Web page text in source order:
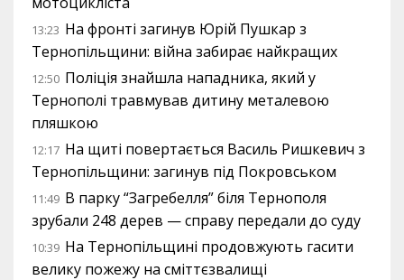
13:23 На фронті загинув Юрій Пушкар з
Тернопільщини: війна забирає найкращих
12:50 Поліція знайшла нападника, який у
Тернополі травмував дитину металевою
пляшкою
12:17 На щиті повертається Василь Ришкевич з
Тернопільщини: загинув під Покровськом
11:49 В парку “Загребелля” біля Тернополя
зрубали 248 дерев — справу передали до суду
10:39 На Тернопільщині продовжують гасити
велику пожежу на сміттєзвалищі